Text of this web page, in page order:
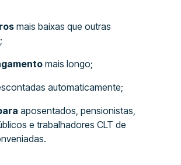
mais baixas que outras
mais longo;
automaticamente;
aposentados, pensionistas,
e trabalhadores CLT de